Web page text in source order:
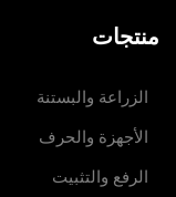
منتجات
الزراعة والبستنة
الأجهزة والحرف
الرفع والتثبيت